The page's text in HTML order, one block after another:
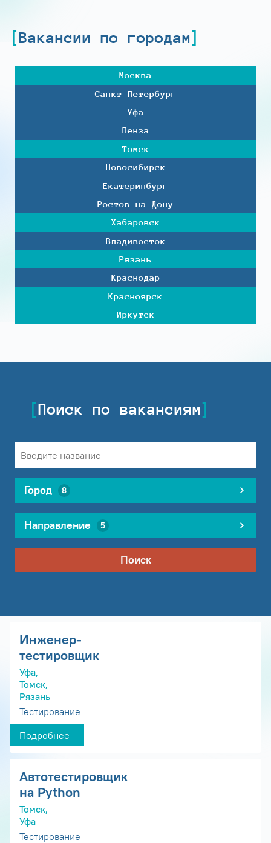
Вакансии по городам
Москва
Санкт-Петербург
Уфа
Пенза
Томск
Новосибирск
Екатеринбург
Ростов-на-Дону
Хабаровск
Владивосток
Рязань
Краснодар
Красноярск
Иркутск
Поиск по вакансиям
Город 8
Направление 5
Поиск
Инженер-
тестировщик
Уфа,
Томск,
Рязань
Тестирование
Подробнее
Автотестировщик
на Python
Томск,
Уфа
Тестирование